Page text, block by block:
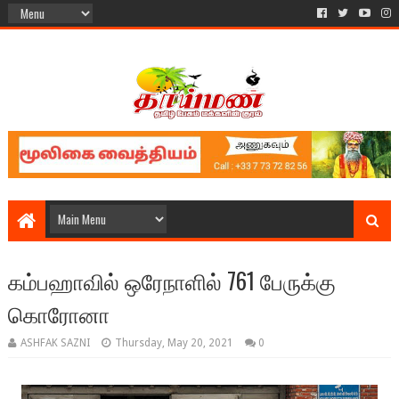
கம்பஹாவில் ஒரேநாளில் 761 பேருக்கு
கொரோனா
ASHFAK SAZNI Thursday, May 20, 2021 0